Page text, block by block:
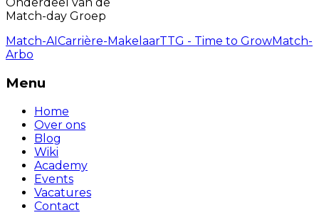
Match-day Groep
Match-AI Carrière-MakelaarTTG - Time to GrowMatch-
Arbo
Menu
Home
Over ons
Blog
Wiki
Academy
Events
Vacatures
Contact